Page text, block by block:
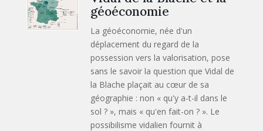
géoéconomie
La géoéconomie, née d'un
déplacement du regard de la
possession vers la valorisation, pose
sans le savoir la question que Vidal de
la Blache plaçait au cœur de sa
géographie : non « qu'y a-t-il dans le
sol ? », mais « qu'en fait-on ? ». Le
possibilisme vidalien fournit à